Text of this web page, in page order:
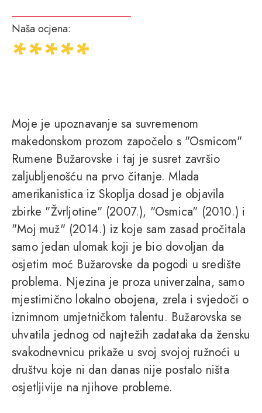
Naša ocjena:
Moje je upoznavanje sa suvremenom
makedonskom prozom započelo s "Osmicom"
Rumene Bužarovske i taj je susret završio
zaljubljenošću na prvo čitanje. Mlada
amerikanistica iz Skoplja dosad je objavila
zbirke "Žvrljotine" (2007.), "Osmica" (2010.) i
"Moj muž" (2014.) iz koje sam zasad pročitala
samo jedan ulomak koji je bio dovoljan da
osjetim moć Bužarovske da pogodi u središte
problema. Njezina je proza univerzalna, samo
mjestimično lokalno obojena, zrela i svjedoči o
iznimnom umjetničkom talentu. Bužarovska se
uhvatila jednog od najtežih zadataka da žensku
svakodnevnicu prikaže u svoj svojoj ružnoći u
društvu koje ni dan danas nije postalo ništa
osjetljivije na njihove probleme.